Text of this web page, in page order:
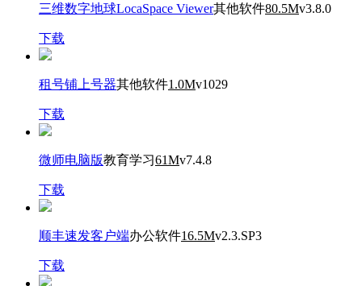
三维数字地球LocaSpace Viewer其他软件80.5Mv3.8.0
下载
租号铺上号器其他软件1.0Mv1029
下载
微师电脑版教育学习61Mv7.4.8
下载
顺丰速发客户端办公软件16.5Mv2.3.SP3
下载